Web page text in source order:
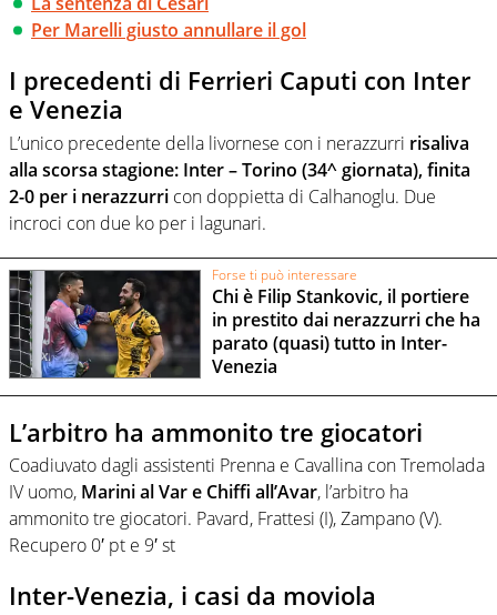
Per Marelli giusto annullare il gol
I precedenti di Ferrieri Caputi con Inter
e Venezia
L’unico precedente della livornese con i nerazzurri risaliva
alla scorsa stagione: Inter – Torino (34^ giornata), finita
2-0 per i nerazzurri con doppietta di Calhanoglu. Due
incroci con due ko per i lagunari.
Forse ti può interessare
Chi è Filip Stankovic, il portiere
in prestito dai nerazzurri che ha
parato (quasi) tutto in Inter-
Venezia
L’arbitro ha ammonito tre giocatori
Coadiuvato dagli assistenti Prenna e Cavallina con Tremolada
IV uomo, Marini al Var e Chiffi all’Avar, l’arbitro ha
ammonito tre giocatori. Pavard, Frattesi (I), Zampano (V).
Recupero 0′ pt e 9′ st
Inter-Venezia, i casi da moviola